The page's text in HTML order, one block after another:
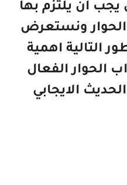
يجب ان يلتزم بها
الحوار ونستعرض
التالية اهمية
الحوار الفعال
الايجابي